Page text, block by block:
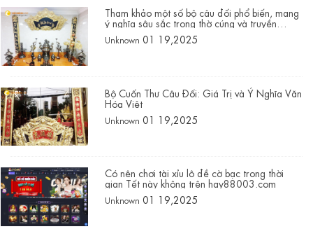
Tham khảo một số bộ câu đối phổ biến, mang
ý nghĩa sâu sắc trong thờ cúng và truyền
thống văn hóa Việt Nam
Unknown 01 19,2025
Bộ Cuốn Thư Câu Đối: Giá Trị và Ý Nghĩa Văn
Hóa Việt
Unknown 01 19,2025
Có nên chơi tài xỉu lô đề cờ bạc trong thời
gian Tết này không trên hay88003.com
Unknown 01 19,2025